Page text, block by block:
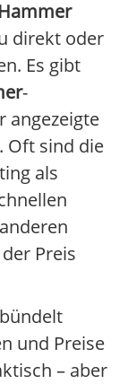
direkt oder
Es gibt
-
angezeigte
Oft sind die
als
Preis
und Preise
– aber